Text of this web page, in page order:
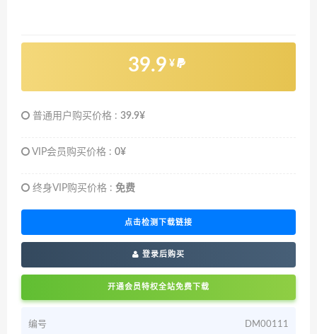
39.9 ¥
普通用户购买价格 : 39.9¥
VIP会员购买价格 : 0¥
终身VIP购买价格 : 免费
点击检测下载链接
登录后购买
开通会员特权全站免费下载
编号 DM00111